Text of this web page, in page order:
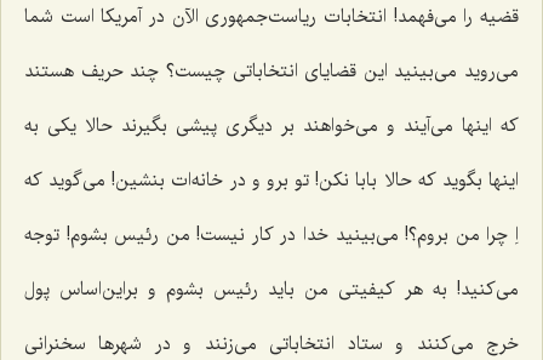
قضیه را می‌فهمد! انتخابات ریاست‌جمهوری الآن در آمریکا است شما
می‌روید می‌بینید این قضایای انتخاباتی چیست؟ چند حریف هستند
که اینها می‌آیند و می‌خواهند بر دیگری پیشی بگیرند حالا یکی به
اینها بگوید که حالا بابا نکن! تو برو و در خانه‌ات بنشین! می‌گوید که
اِ چرا من بروم؟! می‌بینید خدا در کار نیست! من رئیس بشوم! توجه
می‌کنید! به هر کیفیتی من باید رئیس بشوم و براین‌اساس پول
خرج می‌کنند و ستاد انتخاباتی می‌زنند و در شهرها سخنرانی